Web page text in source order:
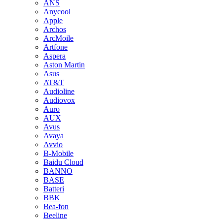
ANS
Anycool
Apple
Archos
ArcMoile
Artfone
Aspera
Aston Martin
Asus
AT&T
Audioline
Audiovox
Auro
AUX
Avus
Avaya
Avvio
B-Mobile
Baidu Cloud
BANNO
BASE
Batteri
BBK
Bea-fon
Beeline